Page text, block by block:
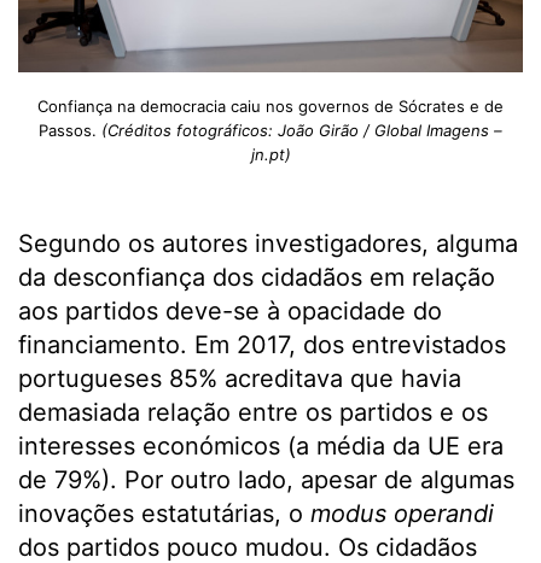
Confiança na democracia caiu nos governos de Sócrates e de
Passos. (Créditos fotográficos: João Girão / Global Imagens –
jn.pt)
Segundo os autores investigadores, alguma
da desconfiança dos cidadãos em relação
aos partidos deve-se à opacidade do
financiamento. Em 2017, dos entrevistados
portugueses 85% acreditava que havia
demasiada relação entre os partidos e os
interesses económicos (a média da UE era
de 79%). Por outro lado, apesar de algumas
inovações estatutárias, o modus operandi
dos partidos pouco mudou. Os cidadãos